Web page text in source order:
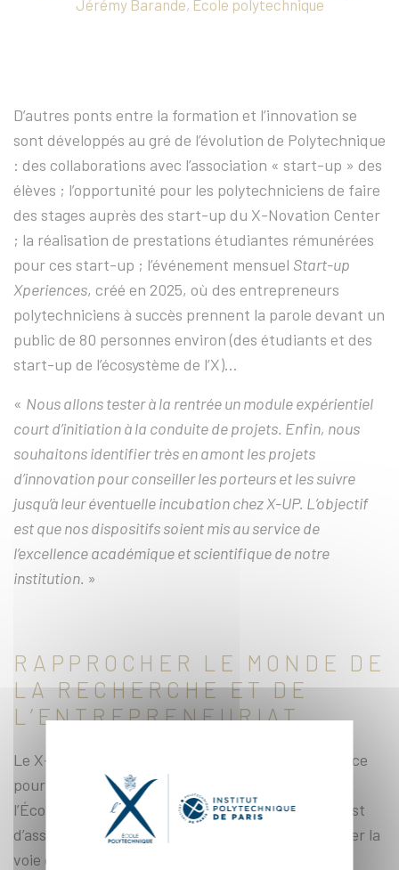
Jérémy Barande, École polytechnique
D’autres ponts entre la formation et l’innovation se
sont développés au gré de l’évolution de Polytechnique
: des collaborations avec l’association « start-up » des
élèves ; l’opportunité pour les polytechniciens de faire
des stages auprès des start-up du X-Novation Center
; la réalisation de prestations étudiantes rémunérées
pour ces start-up ; l’événement mensuel Start-up
Xperiences, créé en 2025, où des entrepreneurs
polytechniciens à succès prennent la parole devant un
public de 80 personnes environ (des étudiants et des
start-up de l’écosystème de l’X)…
« Nous allons tester à la rentrée un module expérientiel
court d’initiation à la conduite de projets. Enfin, nous
souhaitons identifier très en amont les projets
d’innovation pour conseiller les porteurs et les suivre
jusqu’à leur éventuelle incubation chez X-UP. L’objectif
est que nos dispositifs soient mis au service de
l’excellence académique et scientifique de notre
institution. »
RAPPROCHER LE MONDE DE
LA RECHERCHE ET DE
L’ENTREPRENEURIAT
Le X-Novation Center est aussi un centre ressource
pour les chercheurs. Le service de valorisation de
l’École reste leur premier interlocuteur. Son rôle est
d’assurer la protection des inventions et d’identifier la
voie de valorisation à privilégier. Cela couvre de